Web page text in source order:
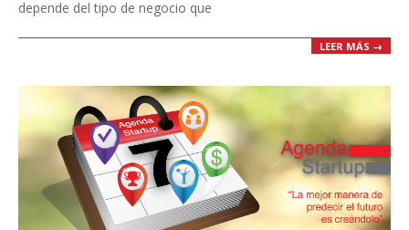
depende del tipo de negocio que
LEER MÁS →